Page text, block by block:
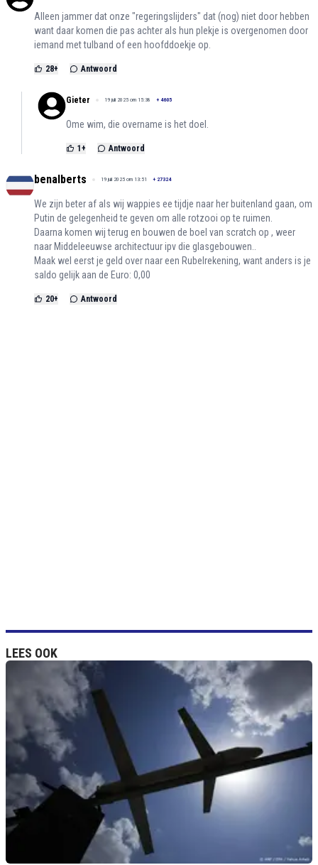
Alleen jammer dat onze "regeringslijders" dat (nog) niet door hebben
want daar komen die pas achter als hun plekje is overgenomen door
iemand met tulband of een hoofddoekje op.
28+ Antwoord
Gieter 19 juli 2025 om 15:38 + 4605
Ome wim, die overname is het doel.
1+ Antwoord
benalberts 19 juli 2025 om 13:51 + 27324
We zijn beter af als wij wappies ee tijdje naar her buitenland gaan, om
Putin de gelegenheid te geven om alle rotzooi op te ruimen.
Daarna komen wij terug en bouwen de boel van scratch op , weer
naar Middeleeuwse architectuur ipv die glasgebouwen..
Maak wel eerst je geld over naar een Rubelrekening, want anders is je
saldo gelijk aan de Euro: 0,00
20+ Antwoord
LEES OOK